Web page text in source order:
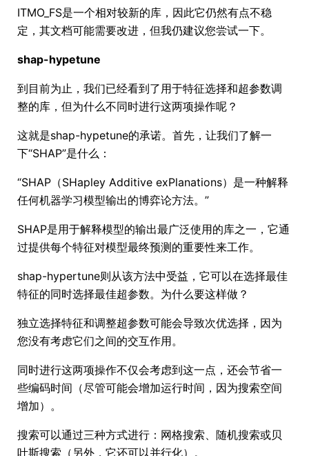
ITMO_FS是一个相对较新的库，因此它仍然有点不稳
定，其文档可能需要改进，但我仍建议您尝试一下。
shap-hypetune
到目前为止，我们已经看到了用于特征选择和超参数调
整的库，但为什么不同时进行这两项操作呢？
这就是shap-hypetune的承诺。首先，让我们了解一
下“SHAP”是什么：
“SHAP（SHapley Additive exPlanations）是一种解释
任何机器学习模型输出的博弈论方法。”
SHAP是用于解释模型的输出最广泛使用的库之一，它通
过提供每个特征对模型最终预测的重要性来工作。
shap-hypertune则从该方法中受益，它可以在选择最佳
特征的同时选择最佳超参数。为什么要这样做？
独立选择特征和调整超参数可能会导致次优选择，因为
您没有考虑它们之间的交互作用。
同时进行这两项操作不仅会考虑到这一点，还会节省一
些编码时间（尽管可能会增加运行时间，因为搜索空间
增加）。
搜索可以通过三种方式进行：网格搜索、随机搜索或贝
叶斯搜索（另外，它还可以并行化）。